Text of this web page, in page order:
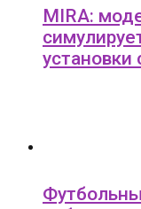
MIRA:
установки